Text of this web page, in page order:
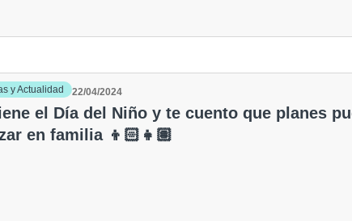
y Actualidad 22/04/2024
el Día del Niño y te cuento que planes
en familia 👦🏻👧🏽